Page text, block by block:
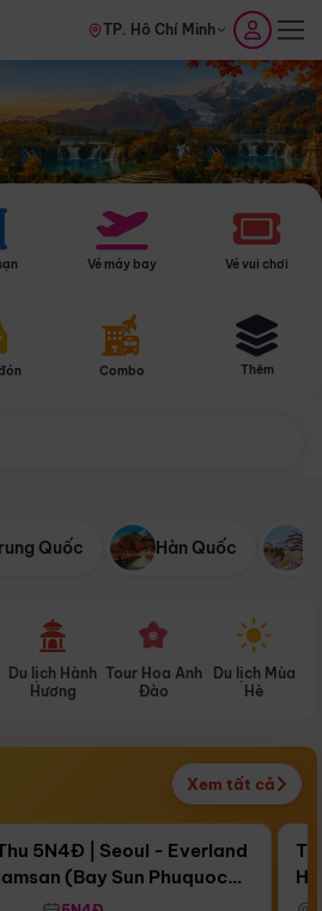
TP. Hồ Chí Minh
Vé máy bay Vé vui chơi
Combo Thêm
Quốc Hàn Quốc
Du lịch Hành
Hương
Tour Hoa Anh
Đào
Du lịch Mùa
Hè
Xem tất cả
Điểm nổi bật
5N4Đ | Seoul - Everland
(Bay Sun Phuquoc